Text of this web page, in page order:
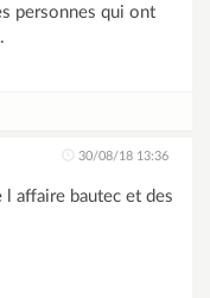
personnes qui ont
30/08/18 13:36
affaire bautec et des